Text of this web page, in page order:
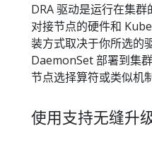
DRA 驱动是运行在集群
对接节点的硬件和
装方式取决于你所选的
DaemonSet 部署到集
节点选择算符或类似机
使用支持无缝升